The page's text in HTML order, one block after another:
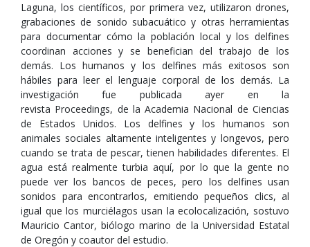
Laguna, los científicos, por primera vez, utilizaron drones,
grabaciones de sonido subacuático y otras herramientas
para documentar cómo la población local y los delfines
coordinan acciones y se benefician del trabajo de los
demás. Los humanos y los delfines más exitosos son
hábiles para leer el lenguaje corporal de los demás. La
investigación fue publicada ayer en la
revista Proceedings, de la Academia Nacional de Ciencias
de Estados Unidos. Los delfines y los humanos son
animales sociales altamente inteligentes y longevos, pero
cuando se trata de pescar, tienen habilidades diferentes. El
agua está realmente turbia aquí, por lo que la gente no
puede ver los bancos de peces, pero los delfines usan
sonidos para encontrarlos, emitiendo pequeños clics, al
igual que los murciélagos usan la ecolocalización, sostuvo
Mauricio Cantor, biólogo marino de la Universidad Estatal
de Oregón y coautor del estudio.